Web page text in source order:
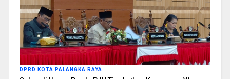
DPRD KOTA PALANGKA RAYA